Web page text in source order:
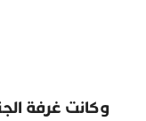
وكانت غرفة